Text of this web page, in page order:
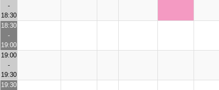
-
18:30
18:30
-
19:00
19:00
-
19:30
19:30